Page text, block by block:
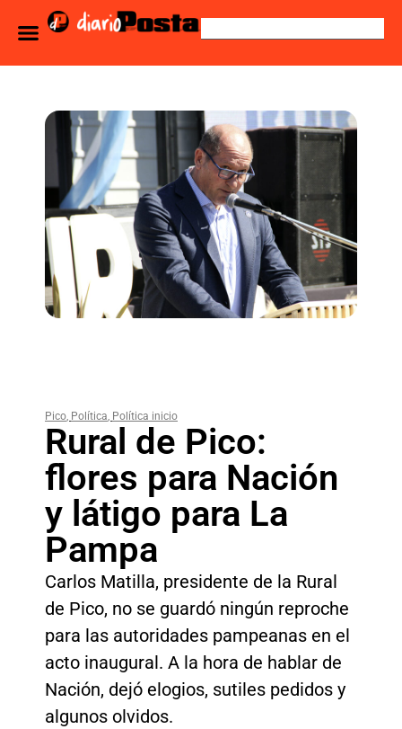
Pico, Política, Política inicio
Rural de Pico:
flores para Nación
y látigo para La
Pampa
Carlos Matilla, presidente de la Rural
de Pico, no se guardó ningún reproche
para las autoridades pampeanas en el
acto inaugural. A la hora de hablar de
Nación, dejó elogios, sutiles pedidos y
algunos olvidos.